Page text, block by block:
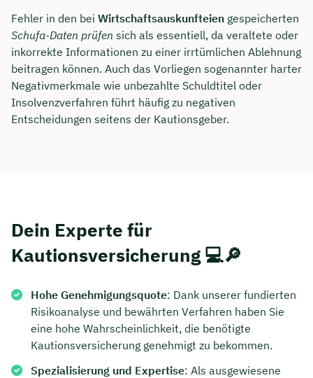
Fehler in den bei Wirtschaftsauskunfteien gespeicherten
Schufa-Daten prüfen sich als essentiell, da veraltete oder
inkorrekte Informationen zu einer irrtümlichen Ablehnung
beitragen können. Auch das Vorliegen sogenannter harter
Negativmerkmale wie unbezahlte Schuldtitel oder
Insolvenzverfahren führt häufig zu negativen
Entscheidungen seitens der Kautionsgeber.
Dein Experte für
Kautionsversicherung 💻🔎
Hohe Genehmigungsquote: Dank unserer fundierten
Risikoanalyse und bewährten Verfahren haben Sie
eine hohe Wahrscheinlichkeit, die benötigte
Kautionsversicherung genehmigt zu bekommen.
Spezialisierung und Expertise: Als ausgewiesene